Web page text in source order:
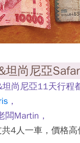
坦尚尼亞
坦尚尼亞11天行程
，
闆Martin，
4人一車，價格